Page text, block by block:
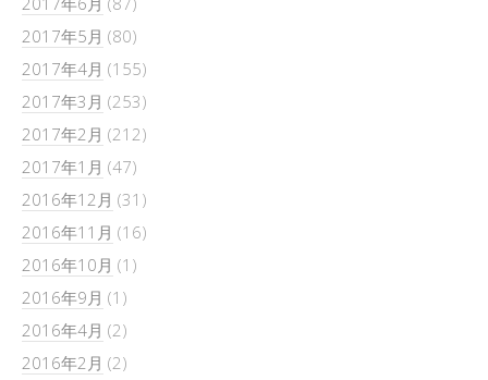
2017年5月 (80)
2017年4月 (155)
2017年3月 (253)
2017年2月 (212)
2017年1月 (47)
2016年12月 (31)
2016年11月 (16)
2016年10月 (1)
2016年9月 (1)
2016年4月 (2)
2016年2月 (2)